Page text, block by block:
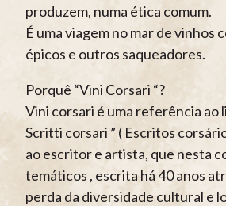
produzem, numa ética comum.
É uma viagem no mar de vinhos
épicos e outros saqueadores.
Porquê “Vini Corsari “?
Vini corsari é uma referência ao
Scritti corsari ” ( Escritos
ao escritor e artista, que nesta
temáticos , escrita há 40 anos
perda da diversidade cultural e